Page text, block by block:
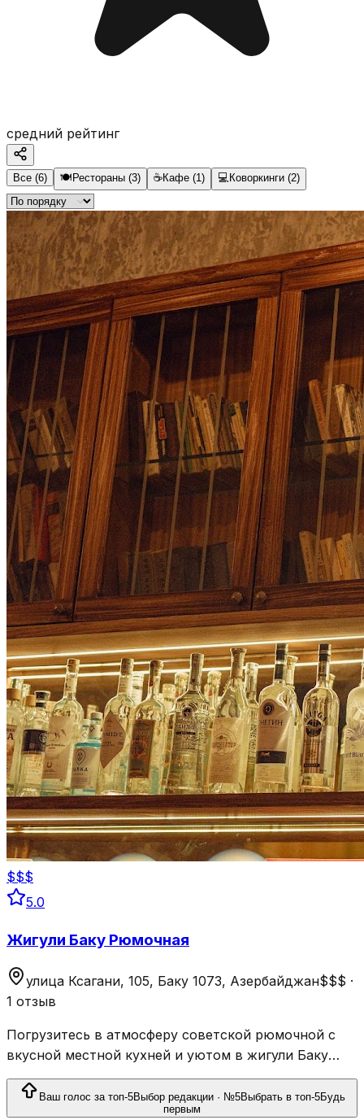
средний рейтинг
Все (6) 🍽️ Рестораны (3) ☕Кафе (1 ) 💻 Коворкинги (2)
$$$
5.0
Жигули Баку Рюмочная
улица Ксагани, 105, Баку 1073, Азербайджан$$$ ·
1 отзыв
Погрузитесь в атмосферу советской рюмочной с
вкусной местной кухней и уютом в жигули Баку
Рюмочной - любимом месте в Баку.
Ваш голос за топ-5Выбор редакции · №5Выбрать в топ-5Будь
первым